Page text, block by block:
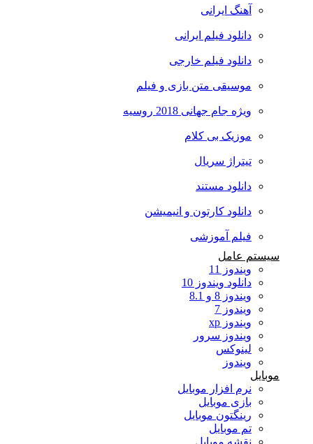
آهنگ ایرانی
دانلود فیلم ایرانی
دانلود فیلم خارجی
موسیقی متن بازی و فیلم
ویژه جام جهانی 2018 روسیه
موزیک بی کلام
تیتراژ سریال
دانلود مستند
دانلود کارتون و انیمیشن
فیلم آموزشی
سیستم عامل
ویندوز 11
دانلود ویندوز 10
ویندوز 8 و 8.1
ویندوز 7
ویندوز xp
ویندوز سرور
لینوکس
ویندوز
نرم افزار موبایل
بازی موبایل
رینگتون موبایل
تم موبایل
نقشه موبایل